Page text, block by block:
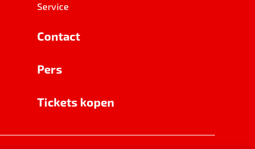
Service
Contact
Pers
Tickets kopen